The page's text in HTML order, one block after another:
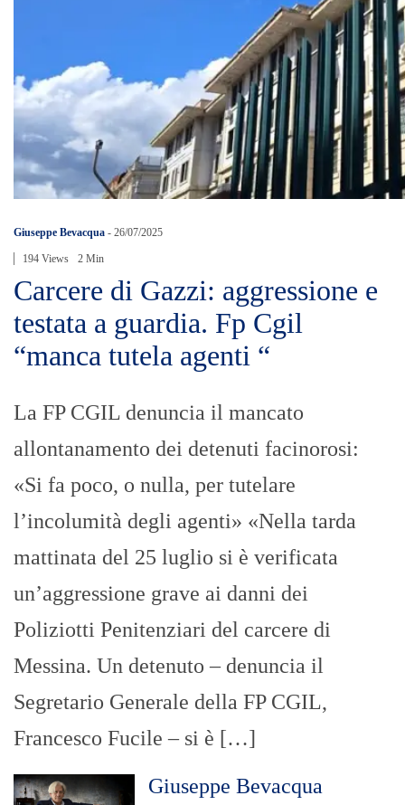
Giuseppe Bevacqua - 26/07/2025
194 Views 2 Min
Carcere di Gazzi: aggressione e
testata a guardia. Fp Cgil
“manca tutela agenti “
La FP CGIL denuncia il mancato
allontanamento dei detenuti facinorosi:
«Si fa poco, o nulla, per tutelare
l’incolumità degli agenti» «Nella tarda
mattinata del 25 luglio si è verificata
un’aggressione grave ai danni dei
Poliziotti Penitenziari del carcere di
Messina. Un detenuto – denuncia il
Segretario Generale della FP CGIL,
Francesco Fucile – si è […]
Giuseppe Bevacqua